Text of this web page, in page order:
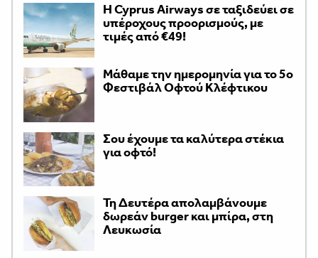
H Cyprus Airways σε ταξιδεύει σε
υπέροχους προορισμούς, με
τιμές από €49!
Μάθαμε την ημερομηνία για το 5ο
Φεστιβάλ Οφτού Κλέφτικου
Σου έχουμε τα καλύτερα στέκια
για οφτό!
Τη Δευτέρα απολαμβάνουμε
δωρεάν burger και μπίρα, στη
Λευκωσία